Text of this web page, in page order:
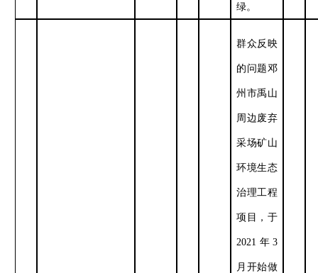
绿。
群众反映
的问题邓
州市禹山
周边废弃
采场矿山
环境生态
治理工程
项目，于
2021 年 3
月开始做